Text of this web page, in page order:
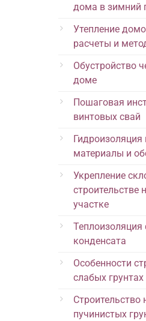
дома в зимний
Утепление
расчеты и
Обустройство
доме
Пошаговая
винтовых свай
материалы и
Укрепление
строительстве
участке
Теплоизоляция
конденсата
Особенности
слабых грунтах
Строительство
пучинистых